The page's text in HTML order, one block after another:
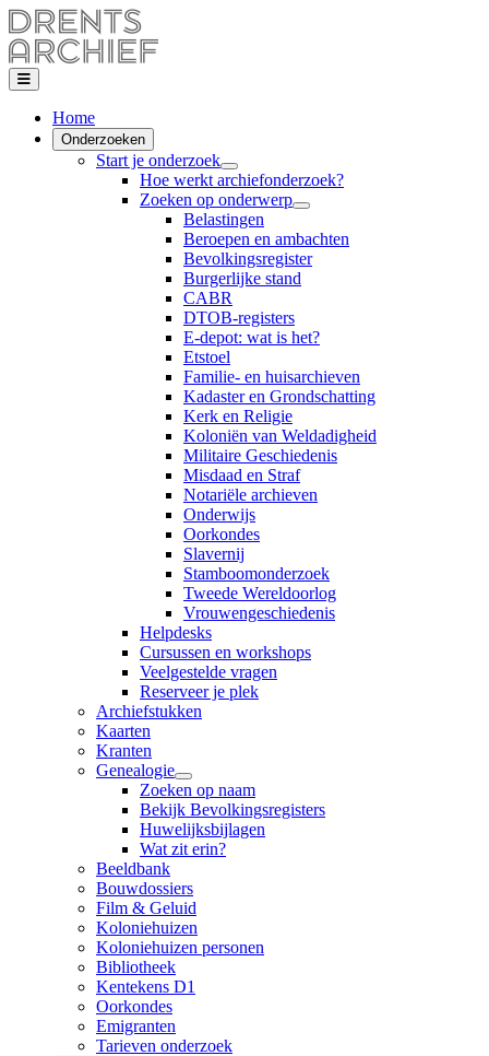
Home
Onderzoeken
Start je onderzoek
Hoe werkt archiefonderzoek?
Zoeken op onderwerp
Belastingen
Beroepen en ambachten
Bevolkingsregister
Burgerlijke stand
CABR
DTOB-registers
E-depot: wat is het?
Etstoel
Familie- en huisarchieven
Kadaster en Grondschatting
Kerk en Religie
Koloniën van Weldadigheid
Militaire Geschiedenis
Misdaad en Straf
Notariële archieven
Onderwijs
Oorkondes
Slavernij
Stamboomonderzoek
Tweede Wereldoorlog
Vrouwengeschiedenis
Helpdesks
Cursussen en workshops
Veelgestelde vragen
Reserveer je plek
Archiefstukken
Kaarten
Kranten
Genealogie
Zoeken op naam
Bekijk Bevolkingsregisters
Huwelijksbijlagen
Wat zit erin?
Beeldbank
Bouwdossiers
Film & Geluid
Koloniehuizen
Koloniehuizen personen
Bibliotheek
Kentekens D1
Oorkondes
Emigranten
Tarieven onderzoek